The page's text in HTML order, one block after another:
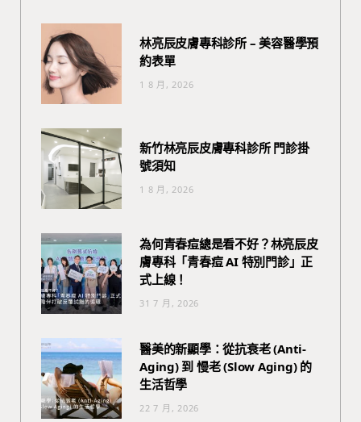
林亮辰皮膚專科診所 – 美容醫學預
約表單
1 8 月, 2026
新竹林亮辰皮膚專科診所 門診掛
號須知
1 8 月, 2026
為何青春痘總是看不好？林亮辰皮
膚專科「青春痘 AI 特別門診」正
式上線！
31 7 月, 2026
醫美的新顯學：從抗衰老 (Anti-
Aging) 到 慢老 (Slow Aging) 的
生活哲學
22 7 月, 2026